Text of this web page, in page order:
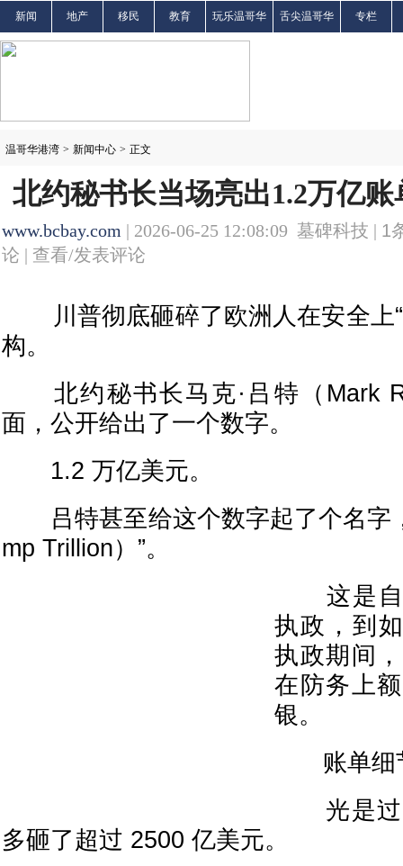
新闻 地产 移民 教育 玩乐温哥华 舌尖温哥华 专栏
温哥华港湾 > 新闻中心 > 正文
北约秘书长当场亮出1.2万亿
www.bcbay.com | 2026-06-25 12:08:09 墓碑科技 | 1
论 | 查看/发表评论
川普彻底砸碎了欧洲人在安全上“
构。
北约秘书长马克·吕特（Mark
面，公开给出了一个数字。
1.2 万亿美元。
吕特甚至给这个数字起了个名字
mp Trillion）”。
这是自
执政，到
执政期间
在防务上
银。
账单细
光是过
多砸了超过 2500 亿美元。